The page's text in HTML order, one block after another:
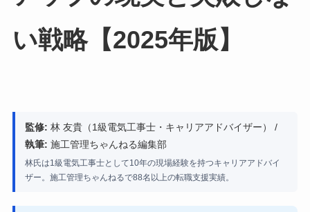
い戦略【2025年版】
監修: 林 友貴（1級電気工事士・キャリアアドバイザー） /
執筆: 施工管理ちゃんねる編集部
林氏は1級電気工事士として10年の現場経験を持つキャリアアドバイ
ザー。施工管理ちゃんねるで88名以上の転職支援実績。